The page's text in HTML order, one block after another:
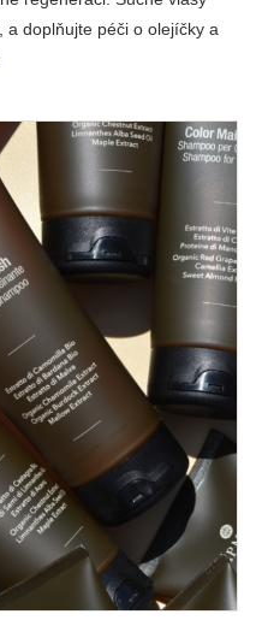
a doplňujte péči o olejíčky a